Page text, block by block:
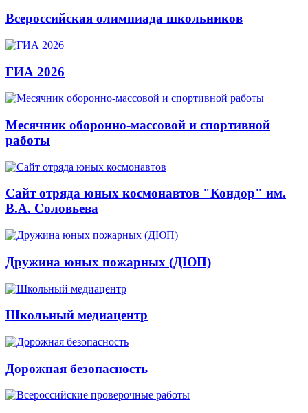
Всероссийская олимпиада школьников
ГИА 2026
Месячник оборонно-массовой и спортивной
работы
Сайт отряда юных космонавтов "Кондор" им.
В.А. Соловьева
Дружина юных пожарных (ДЮП)
Школьный медиацентр
Дорожная безопасность